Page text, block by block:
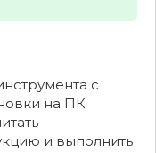
с
на ПК
и выполнить